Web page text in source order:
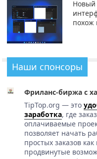
Новый
похож
Наши спонсоры
Фриланс-биржа с
TipTop.org — это
заработка, где
оплачиваемые
позволяет начать
простых заказов
продвинутые